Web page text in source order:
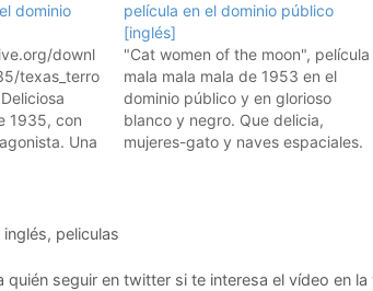
dominio
downl
texas_terro
1935, con
Una
Y hay
gratis en el
Online…
película en el dominio público
[inglés]
"Cat women of the moon", película
mala mala mala de 1953 en el
dominio público y en glorioso
blanco y negro. Que delicia,
mujeres-gato y naves espaciales.
inglés, peliculas
quién seguir en twitter si te interesa el vídeo en la